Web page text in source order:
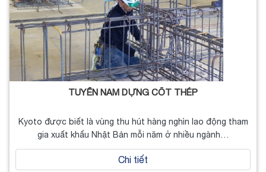
TUYỂN NAM DỰNG CỐT THÉP
Kyoto được biết là vùng thu hút hàng nghìn lao động tham
gia xuất khẩu Nhật Bản mỗi năm ở nhiều ngành…
Chi tiết